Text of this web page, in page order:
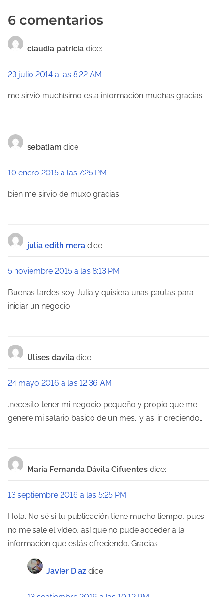
e
g
i
n
e
e
t
a
d
6 comentarios
claudia patricia dice:
23 julio 2014 a las 8:22 AM
me sirvió muchísimo esta información muchas gracias
sebatiam dice:
10 enero 2015 a las 7:25 PM
bien me sirvio de muxo gracias
julia edith mera dice:
5 noviembre 2015 a las 8:13 PM
Buenas tardes soy Julia y quisiera unas pautas para
iniciar un negocio
Ulises davila dice:
24 mayo 2016 a las 12:36 AM
.necesito tener mi negocio pequeño y propio que me
genere mi salario basico de un mes.. y asi ir creciendo..
María Fernanda Dávila Cifuentes dice:
13 septiembre 2016 a las 5:25 PM
Hola. No sé si tu publicación tiene mucho tiempo, pues
no me sale el vídeo, así que no pude acceder a la
información que estás ofreciendo. Gracias
Javier Diaz dice: